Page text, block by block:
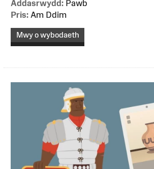
Addasrwydd: Pawb
Pris: Am Ddim
Mwy o wybodaeth